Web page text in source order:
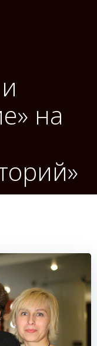
на